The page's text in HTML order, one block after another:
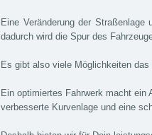
Eine Veränderung der
dadurch wird die Spur des
Es gibt also viele Möglichkeiten
Ein optimiertes Fahrwerk macht ein
verbesserte Kurvenlage und eine